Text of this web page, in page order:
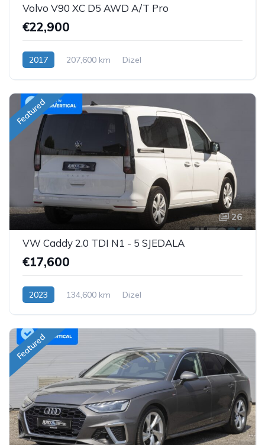
Volvo V90 XC D5 AWD A/T Pro
€22,900
2017 207,600 km Dizel
Featured
26
VW Caddy 2.0 TDI N1 - 5 SJEDALA
€17,600
2023 134,600 km Dizel
Featured